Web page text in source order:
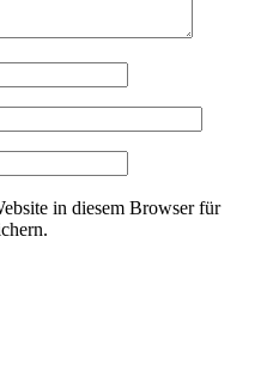
in diesem Browser für